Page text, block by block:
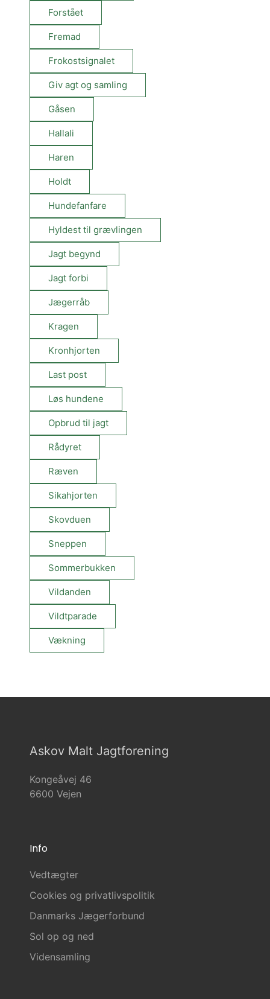
Forstået
Fremad
Frokostsignalet
Giv agt og samling
Gåsen
Hallali
Haren
Holdt
Hundefanfare
Hyldest til grævlingen
Jagt begynd
Jagt forbi
Jægerråb
Kragen
Kronhjorten
Last post
Løs hundene
Opbrud til jagt
Rådyret
Ræven
Sikahjorten
Skovduen
Sneppen
Sommerbukken
Vildanden
Vildtparade
Vækning
Askov Malt Jagtforening
Kongeåvej 46
6600 Vejen
Info
Vedtægter
Cookies og privatlivspolitik
Danmarks Jægerforbund
Sol op og ned
Vidensamling